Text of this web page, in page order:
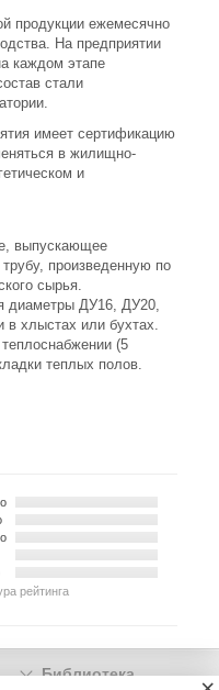
продукции ежемесячно
На предприятии
каждом этапе
стали
имеет сертификацию
в жилищно-
и
выпускающее
произведенную по
сырья.
диаметры ДУ16, ДУ20,
хлыстах или бухтах.
(5
теплых полов.
рейтинга
Библиотека